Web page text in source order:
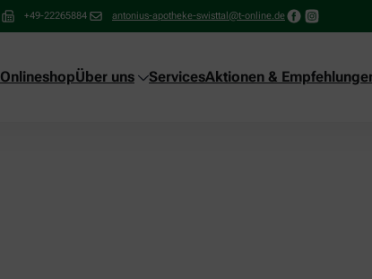
+49-22265884 antonius-apotheke-swisttal@t-online.de
OnlineshopÜber uns ServicesAktionen &